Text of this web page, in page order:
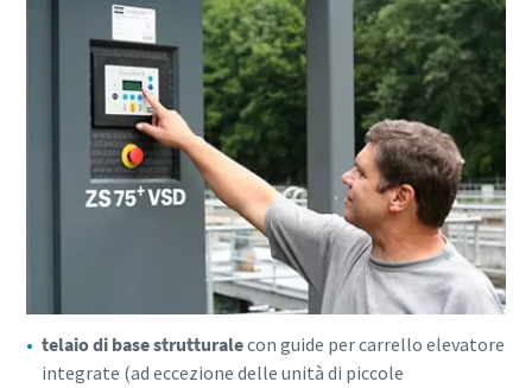
telaio di base strutturalecon guide per carrello elevatore
integrate (ad eccezione delle unità di piccole